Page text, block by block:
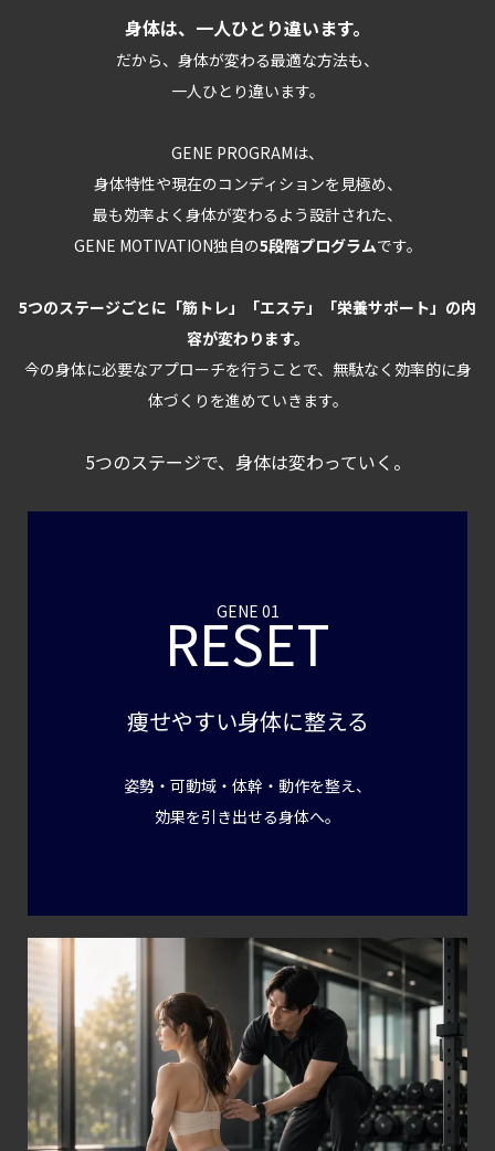
身体は、一人ひとり違います。
だから、身体が変わる最適な方法も、
一人ひとり違います。
GENE PROGRAMは、
身体特性や現在のコンディションを見極め、
最も効率よく身体が変わるよう設計された、
GENE MOTIVATION独自の5段階プログラムです。
5つのステージごとに「筋トレ」「エステ」「栄養サポート」の内
容が変わります。
今の身体に必要なアプローチを行うことで、無駄なく効率的に身
体づくりを進めていきます。
5つのステージで、身体は変わっていく。
GENE 01
RESET
痩せやすい身体に整える
姿勢・可動域・体幹・動作を整え、
効果を引き出せる身体へ。